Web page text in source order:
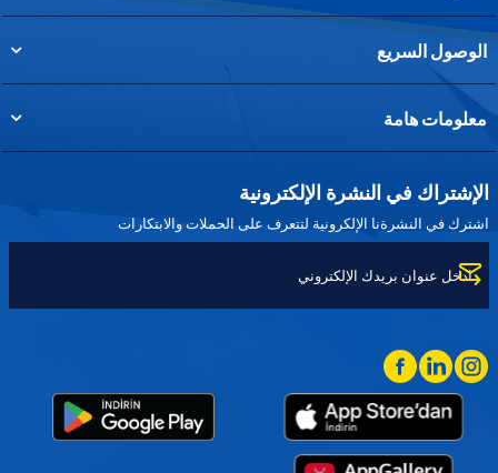
الوصول السريع
معلومات هامة
الإشتراك في النشرة الإلكترونية
اشترك في النشرةنا الإلكرونية لتتعرف على الحملات والابتكارات